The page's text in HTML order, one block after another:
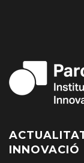
INNOVACIÓ